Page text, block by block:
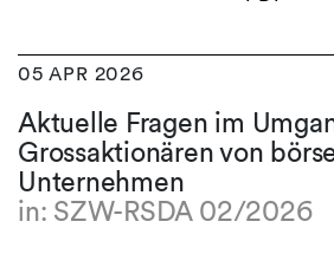
05 APR 2026
Aktuelle Fragen im
Grossaktionären von
Unternehmen
in: SZW-RSDA 02/2026